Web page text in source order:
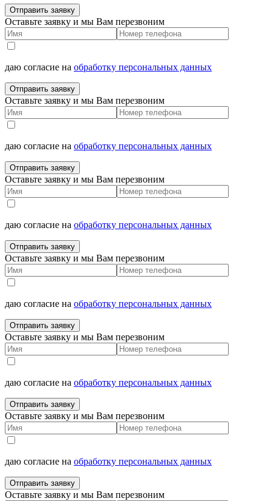
Отправить заявку
Оставьте заявку и мы Вам перезвоним
даю согласие на обработку персональных данных
Отправить заявку
Оставьте заявку и мы Вам перезвоним
даю согласие на обработку персональных данных
Отправить заявку
Оставьте заявку и мы Вам перезвоним
даю согласие на обработку персональных данных
Отправить заявку
Оставьте заявку и мы Вам перезвоним
даю согласие на обработку персональных данных
Отправить заявку
Оставьте заявку и мы Вам перезвоним
даю согласие на обработку персональных данных
Отправить заявку
Оставьте заявку и мы Вам перезвоним
даю согласие на обработку персональных данных
Отправить заявку
Оставьте заявку и мы Вам перезвоним